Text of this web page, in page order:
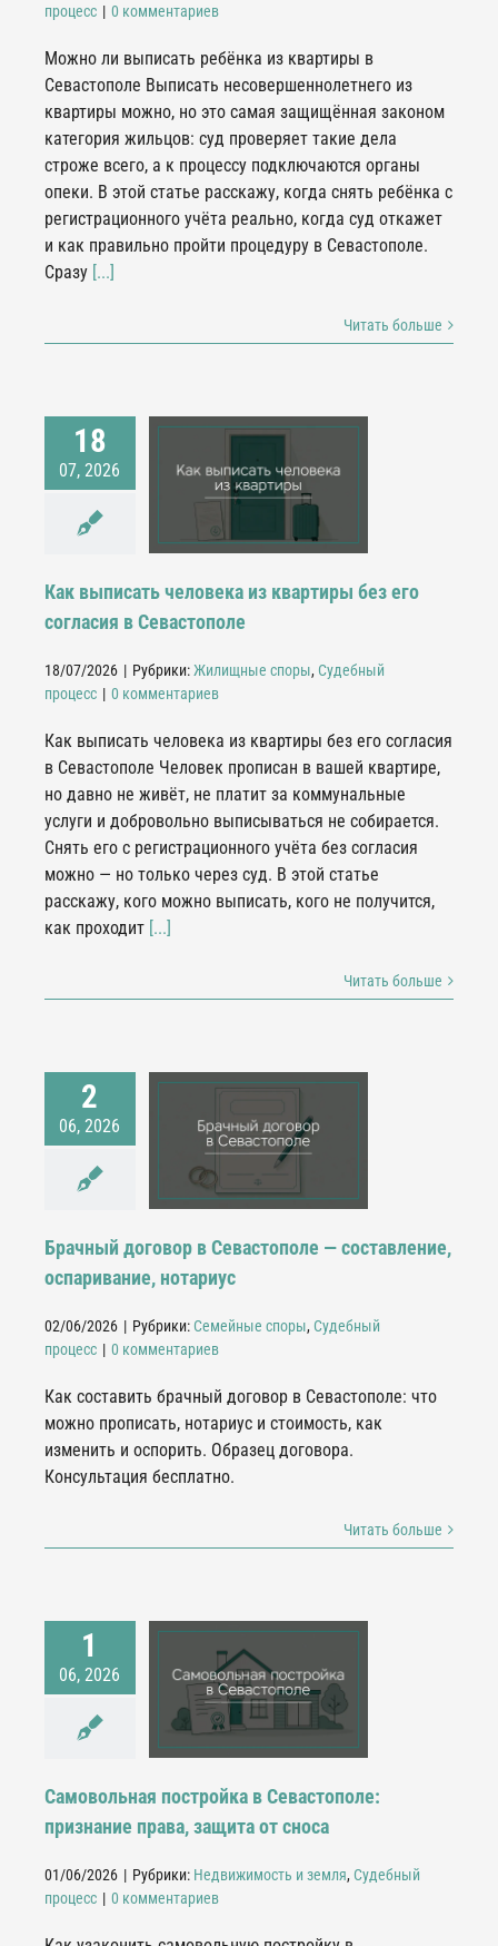
процесс | 0 комментариев
Можно ли выписать ребёнка из квартиры в
Севастополе Выписать несовершеннолетнего из
квартиры можно, но это самая защищённая законом
категория жильцов: суд проверяет такие дела
строже всего, а к процессу подключаются органы
опеки. В этой статье расскажу, когда снять ребёнка с
регистрационного учёта реально, когда суд откажет
и как правильно пройти процедуру в Севастополе.
Сразу[...]
Читать больше
18
07, 2026
человека из
без его согласия в
споры
Как выписать человека из квартиры без его
согласия в Севастополе
18/07/2026 | Рубрики:Жилищные споры, Судебный
процесс | 0 комментариев
Как выписать человека из квартиры без его согласия
в Севастополе Человек прописан в вашей квартире,
но давно не живёт, не платит за коммунальные
услуги и добровольно выписываться не собирается.
Снять его с регистрационного учёта без согласия
можно — но только через суд. В этой статье
расскажу, кого можно выписать, кого не получится,
как проходит[...]
Читать больше
2
06, 2026
договор в
—
Брачный договор в Севастополе — составление,
оспаривание, нотариус
02/06/2026 | Рубрики: Семейные споры, Судебный
процесс | 0 комментариев
Как составить брачный договор в Севастополе: что
можно прописать, нотариус и стоимость, как
изменить и оспорить. Образец договора.
Консультация бесплатно.
Читать больше
1
06, 2026
постройка в
признание
защита от сноса
и земля
Самовольная постройка в Севастополе:
признание права, защита от сноса
01/06/2026 | Рубрики: Недвижимость и земля, Судебный
процесс | 0 комментариев